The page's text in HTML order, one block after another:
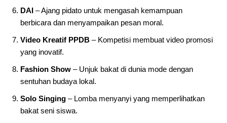
DAI – Ajang pidato untuk mengasah kemampuan
berbicara dan menyampaikan pesan moral.
Video Kreatif PPDB – Kompetisi membuat video promosi
yang inovatif.
Fashion Show – Unjuk bakat di dunia mode dengan
sentuhan budaya lokal.
Solo Singing – Lomba menyanyi yang memperlihatkan
bakat seni siswa.